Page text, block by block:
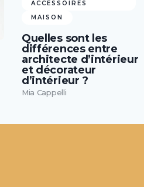
ACCESSOIRES
MAISON
Quelles sont les
différences entre
architecte d’intérieur
et décorateur
d’intérieur ?
Mia Cappelli